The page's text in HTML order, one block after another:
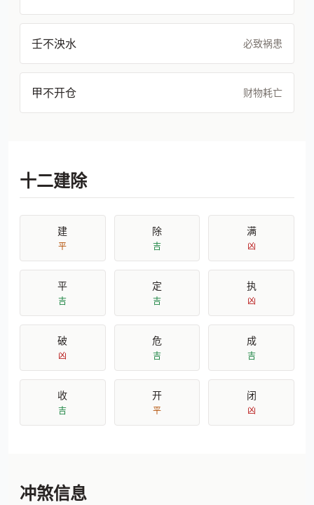
壬不泱水 必致祸患
甲不开仓 财物耗亡
十二建除
建
平
除
吉
满
凶
平
吉
定
吉
执
凶
破
凶
危
吉
成
吉
收
吉
开
平
闭
凶
冲煞信息